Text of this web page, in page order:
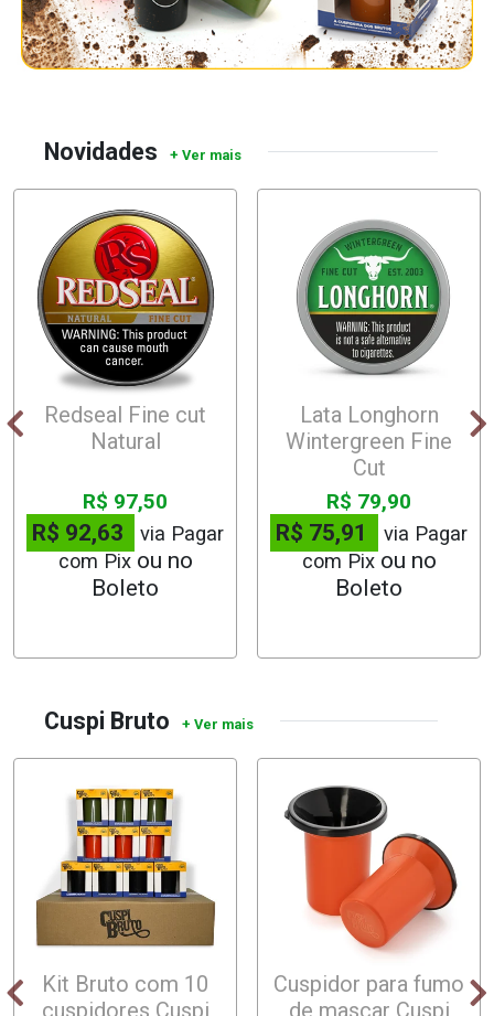
Novidades
Redseal Fine cut
Natural
R$ 97,50
R$ 92,63
via Pagar
com Pix
Lata Longhorn
Wintergreen Fine
Cut
R$ 79,90
R$ 75,91
via Pagar
com Pix
Cuspi Bruto
Kit Bruto com 10
cuspidores Cuspi
Cuspidor para fumo
de mascar Cuspi